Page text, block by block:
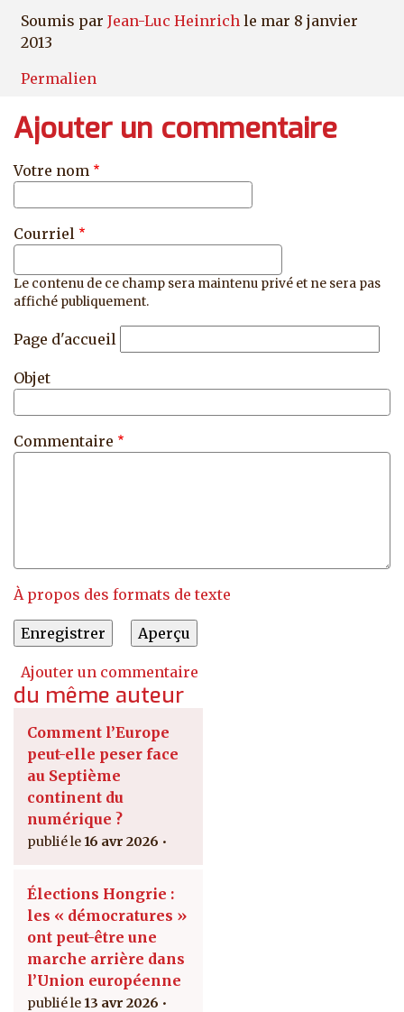
Soumis par Jean-Luc Heinrich le mar 8 janvier
2013
Permalien
Ajouter un commentaire
Votre nom
Courriel
Le contenu de ce champ sera maintenu privé et ne sera pas
affiché publiquement.
Page d'accueil
Objet
Commentaire
À propos des formats de texte
Ajouter un commentaire
du même auteur
Comment l’Europe
peut-elle peser face
au Septième
continent du
numérique ?
16 avr 2026
Élections Hongrie :
les « démocratures »
ont peut-être une
marche arrière dans
l’Union européenne
13 avr 2026